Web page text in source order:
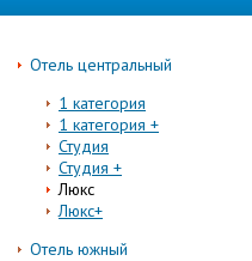
Отель центральный
1 категория
1 категория +
Студия
Студия +
Люкс
Люкс+
Отель южный